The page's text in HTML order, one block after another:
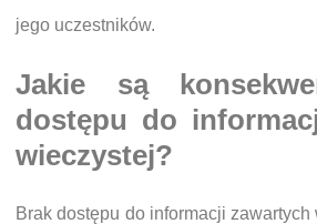
jego uczestników.
Jakie są
dostępu do
wieczystej?
Brak dostępu do informacji